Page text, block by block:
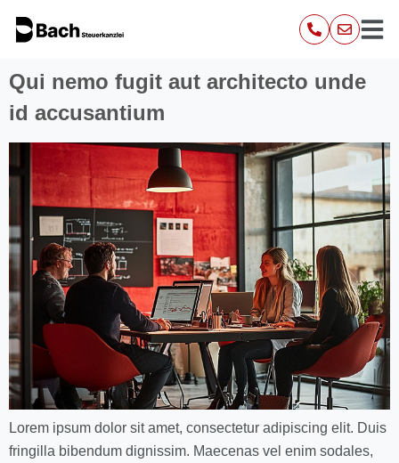
Qui nemo fugit aut architecto unde
id accusantium
Lorem ipsum dolor sit amet, consectetur adipiscing elit. Duis
fringilla bibendum dignissim. Maecenas vel enim sodales,